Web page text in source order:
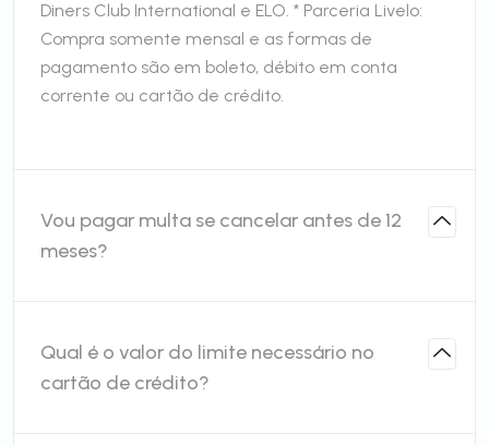
Diners Club International e ELO. * Parceria Livelo:
Compra somente mensal e as formas de
pagamento são em boleto, débito em conta
corrente ou cartão de crédito.
Vou pagar multa se cancelar antes de 12
meses?
Qual é o valor do limite necessário no
cartão de crédito?